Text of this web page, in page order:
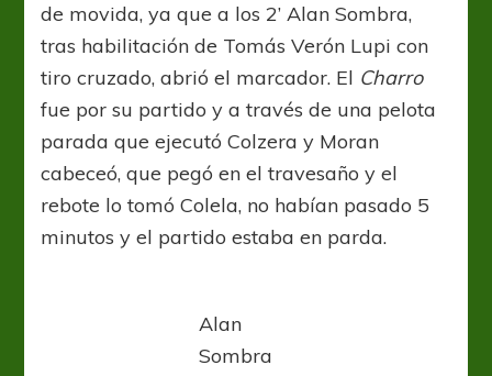
de movida, ya que a los 2’ Alan Sombra,
tras habilitación de Tomás Verón Lupi con
tiro cruzado, abrió el marcador. El Charro
fue por su partido y a través de una pelota
parada que ejecutó Colzera y Moran
cabeceó, que pegó en el travesaño y el
rebote lo tomó Colela, no habían pasado 5
minutos y el partido estaba en parda.
Alan
Sombra